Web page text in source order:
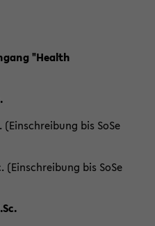
"Health
bis SoSe
bis SoSe